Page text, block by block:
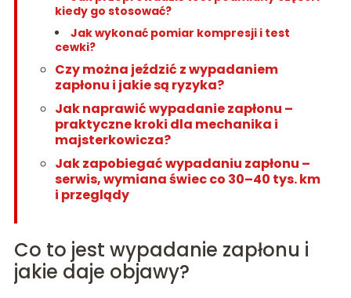
kiedy go stosować?
Jak wykonać pomiar kompresji i test
cewki?
Czy można jeździć z wypadaniem
zapłonu i jakie są ryzyka?
Jak naprawić wypadanie zapłonu –
praktyczne kroki dla mechanika i
majsterkowicza?
Jak zapobiegać wypadaniu zapłonu –
serwis, wymiana świec co 30–40 tys. km
i przeglądy
Co to jest wypadanie zapłonu i
jakie daje objawy?